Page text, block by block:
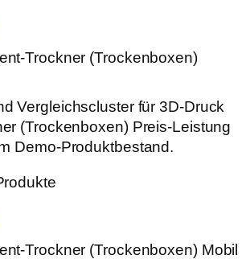
(Trockenboxen)
Vergleichscluster für 3D‑Druck
(Trockenboxen) Preis-Leistung
Demo-Produktbestand.
(Trockenboxen) Mobil